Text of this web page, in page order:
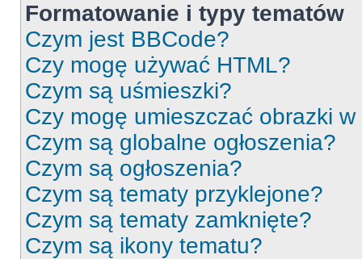
Formatowanie i typy tematów
Czym jest BBCode?
Czy mogę używać HTML?
Czym są uśmieszki?
Czy mogę umieszczać obrazki
Czym są globalne ogłoszenia?
Czym są ogłoszenia?
Czym są tematy przyklejone?
Czym są tematy zamknięte?
Czym są ikony tematu?